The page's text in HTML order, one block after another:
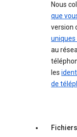
Nous
que
version
uniques
au
les
de